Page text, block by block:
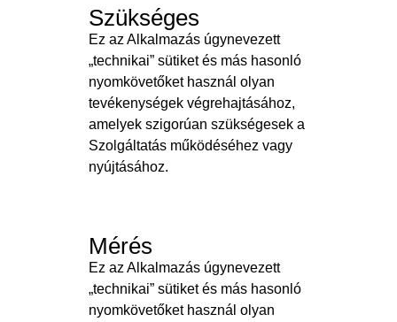
Szükséges
Ez az Alkalmazás úgynevezett
„technikai” sütiket és más hasonló
nyomkövetőket használ olyan
tevékenységek végrehajtásához,
amelyek szigorúan szükségesek a
Szolgáltatás működéséhez vagy
nyújtásához.
Mérés
Ez az Alkalmazás úgynevezett
„technikai” sütiket és más hasonló
nyomkövetőket használ olyan